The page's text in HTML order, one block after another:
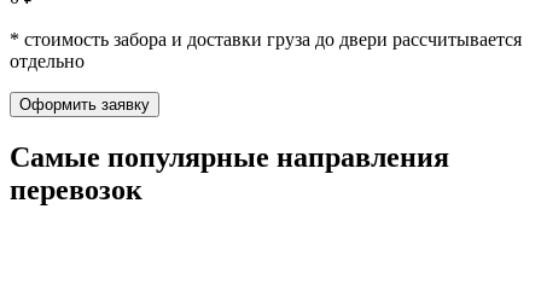
* стоимость забора и доставки груза до двери рассчитывается
отдельно
Оформить заявку
Самые популярные направления
перевозок